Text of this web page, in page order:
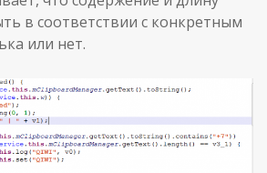
в соответствии с конкретным
или нет.